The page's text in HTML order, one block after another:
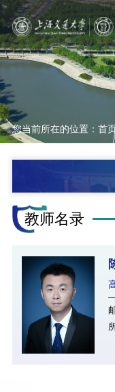
您当前所在的位置： 首
教师名录